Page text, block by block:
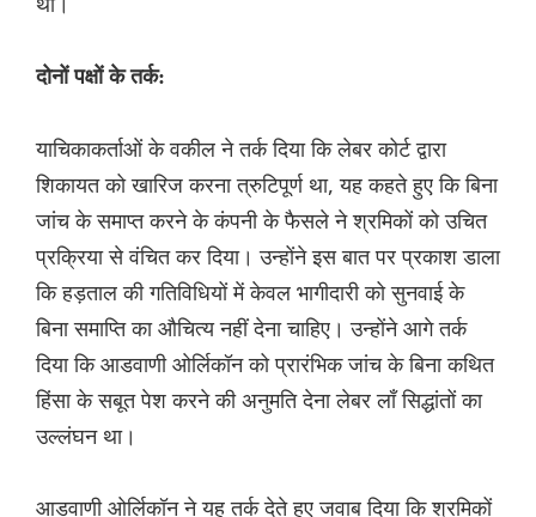
दोनों पक्षों के तर्क:
याचिकाकर्ताओं के वकील ने तर्क दिया कि लेबर कोर्ट द्वारा
शिकायत को खारिज करना त्रुटिपूर्ण था, यह कहते हुए कि बिना
जांच के समाप्त करने के कंपनी के फैसले ने श्रमिकों को उचित
प्रक्रिया से वंचित कर दिया। उन्होंने इस बात पर प्रकाश डाला
कि हड़ताल की गतिविधियों में केवल भागीदारी को सुनवाई के
बिना समाप्ति का औचित्य नहीं देना चाहिए। उन्होंने आगे तर्क
दिया कि आडवाणी ओर्लिकॉन को प्रारंभिक जांच के बिना कथित
हिंसा के सबूत पेश करने की अनुमति देना लेबर लॉं सिद्धांतों का
उल्लंघन था।
आडवाणी ओर्लिकॉन ने यह तर्क देते हुए जवाब दिया कि श्रमिकों